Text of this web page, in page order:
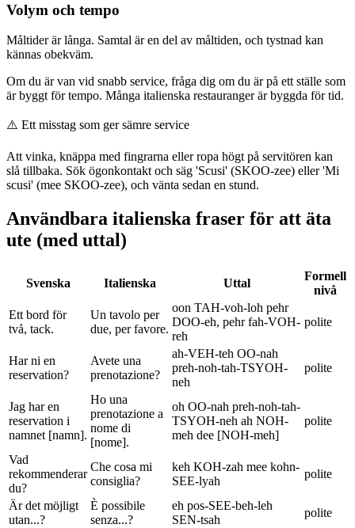
Volym och tempo
Måltider är långa. Samtal är en del av måltiden, och tystnad kan
kännas obekväm.
Om du är van vid snabb service, fråga dig om du är på ett ställe som
är byggt för tempo. Många italienska restauranger är byggda för tid.
⚠️ Ett misstag som ger sämre service
Att vinka, knäppa med fingrarna eller ropa högt på servitören kan
slå tillbaka. Sök ögonkontakt och säg 'Scusi' (SKOO-zee) eller 'Mi
scusi' (mee SKOO-zee), och vänta sedan en stund.
Användbara italienska fraser för att äta
ute (med uttal)
Svenska Italienska Uttal
Formell
nivå
Ett bord för
två, tack.
Un tavolo per
due, per favore.
oon TAH-voh-loh pehr
DOO-eh, pehr fah-VOH-
reh
polite
Har ni en
reservation?
Avete una
prenotazione?
ah-VEH-teh OO-nah
preh-noh-tah-TSYOH-
neh
polite
Jag har en
reservation i
namnet [namn].
Ho una
prenotazione a
nome di
[nome].
oh OO-nah preh-noh-tah-
TSYOH-neh ah NOH-
meh dee [NOH-meh]
polite
Vad
rekommenderar
du?
Che cosa mi
consiglia?
keh KOH-zah mee kohn-
SEE-lyah
polite
Är det möjligt
utan...?
È possibile
senza...?
eh pos-SEE-beh-leh
SEN-tsah
polite